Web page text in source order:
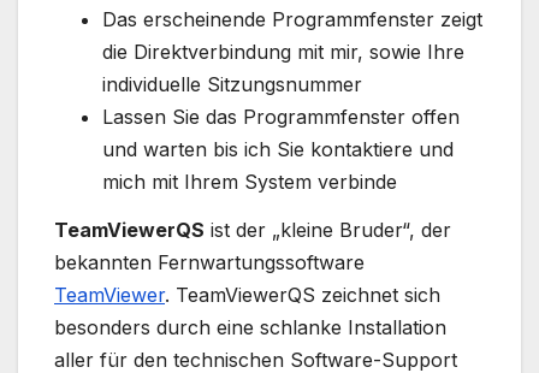
Das erscheinende Programmfenster zeigt
die Direktverbindung mit mir, sowie Ihre
individuelle Sitzungsnummer
Lassen Sie das Programmfenster offen
und warten bis ich Sie kontaktiere und
mich mit Ihrem System verbinde
TeamViewerQS ist der „kleine Bruder“, der
bekannten Fernwartungssoftware
TeamViewer. TeamViewerQS zeichnet sich
besonders durch eine schlanke Installation
aller für den technischen Software-Support